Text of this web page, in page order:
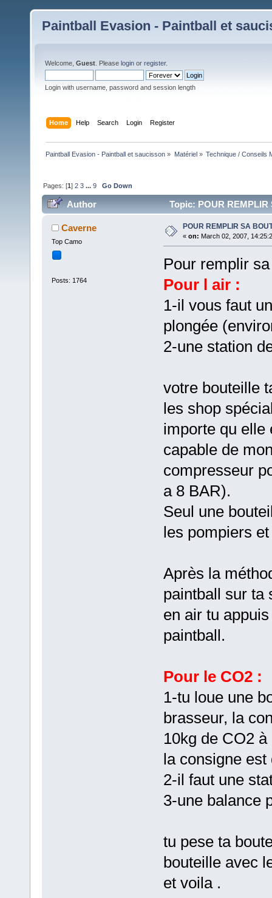
Paintball Evasion - Paintball et
Welcome, Guest . Please login or register.
Login with username, password and session length
Home Help Search Login Register
Paintball Evasion - Paintball et saucisson » Matériel» Technique / Conseils
Pages: [1]2 3 ...9 Go Down
Author Topic: POUR REMPLIR
Caverne
Top Camo
Posts: 1764
POUR REMPLIR SA
« on: March 02, 2007,
Pour remplir
Pour l air :
1-il vous faut
plongée
2-une station
votre bouteille
les shop
importe qu elle
capable de
compresseur
a 8 BAR).
Seul une
les pompiers
Après la
paintball sur ta
en air tu
paintball.
Pour le CO2 :
1-tu loue une
brasseur, la
10kg de CO2
la consigne
2-il faut une
3-une balance
tu pese ta
bouteille avec
et voila .